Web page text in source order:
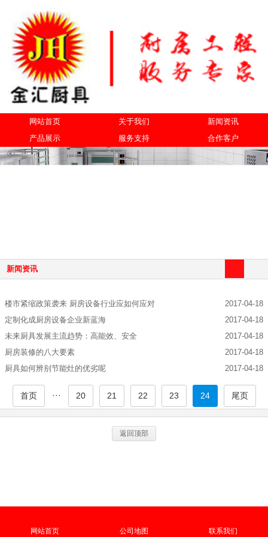
网站首页 关于我们
新闻资讯
产品展示
服务支持 合作客户
新闻资讯
楼市紧缩政策袭来 厨房设备行业应如何应对
2017-04-18
定制化成厨房设备企业新蓝海
2017-04-18
未来厨具发展主流趋势：高能效、安全
2017-04-18
厨房装修的八大要素
2017-04-18
厨具如何辨别节能灶的优劣呢
2017-04-18
首页 ··· 20 21 22 23 24 尾页
返回顶部
网站首页 公司地图 联系我们